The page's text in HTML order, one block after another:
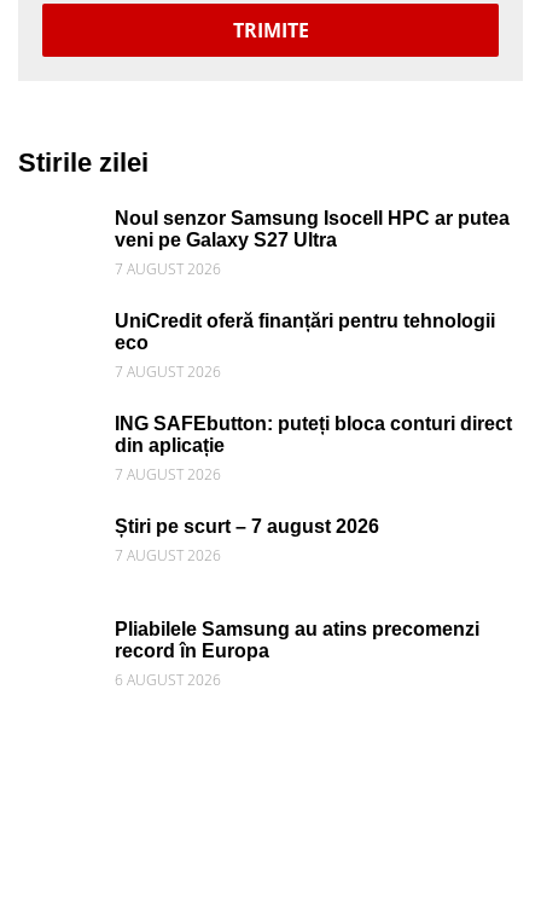
TRIMITE
Stirile zilei
Noul senzor Samsung Isocell HPC ar putea
veni pe Galaxy S27 Ultra
7 AUGUST 2026
UniCredit oferă finanțări pentru tehnologii
eco
7 AUGUST 2026
ING SAFEbutton: puteți bloca conturi direct
din aplicație
7 AUGUST 2026
Știri pe scurt – 7 august 2026
7 AUGUST 2026
Pliabilele Samsung au atins precomenzi
record în Europa
6 AUGUST 2026